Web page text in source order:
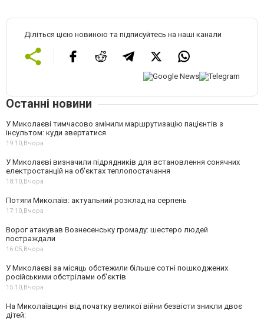
Діліться цією новиною та підписуйтесь на наші канали
Останні новини
У Миколаєві тимчасово змінили маршрутизацію пацієнтів з
інсультом: куди звертатися
19:10,Вчора
У Миколаєві визначили підрядників для встановлення сонячних
електростанцій на об'єктах теплопостачання
18:10,Вчора
Потяги Миколаїв: актуальний розклад на серпень
17:10,Вчора
Ворог атакував Вознесенську громаду: шестеро людей
постраждали
16:05,Вчора
У Миколаєві за місяць обстежили більше сотні пошкоджених
російськими обстрілами об'єктів
15:10,Вчора
На Миколаївщині від початку великої війни безвісти зникли двоє
дітей: